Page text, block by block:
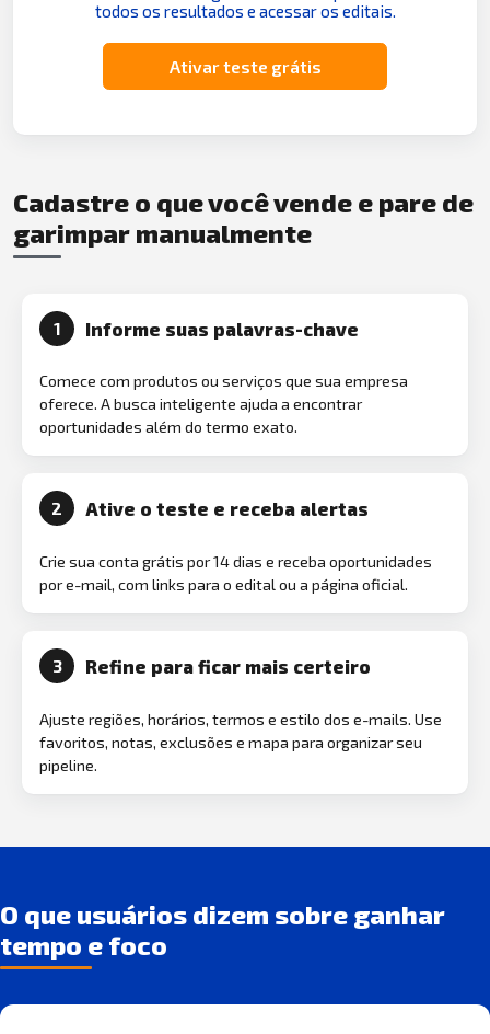
todos os resultados e acessar os editais.
Ativar teste grátis
Cadastre o que você vende e pare de
garimpar manualmente
1 Informe suas palavras-chave
Comece com produtos ou serviços que sua empresa
oferece. A busca inteligente ajuda a encontrar
oportunidades além do termo exato.
2 Ative o teste e receba alertas
Crie sua conta grátis por 14 dias e receba oportunidades
por e-mail, com links para o edital ou a página oficial.
3 Refine para ficar mais certeiro
Ajuste regiões, horários, termos e estilo dos e-mails. Use
favoritos, notas, exclusões e mapa para organizar seu
pipeline.
O que usuários dizem sobre ganhar
tempo e foco